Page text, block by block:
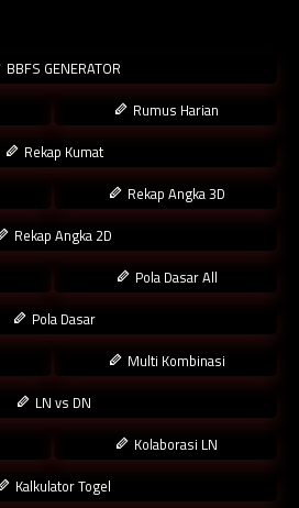
BBFS GENERATOR
Rumus Harian
Rekap Kumat
Rekap Angka 3D
Rekap Angka 2D
Pola Dasar All
Pola Dasar
Multi Kombinasi
LN vs DN
Kolaborasi LN
Kalkulator Togel